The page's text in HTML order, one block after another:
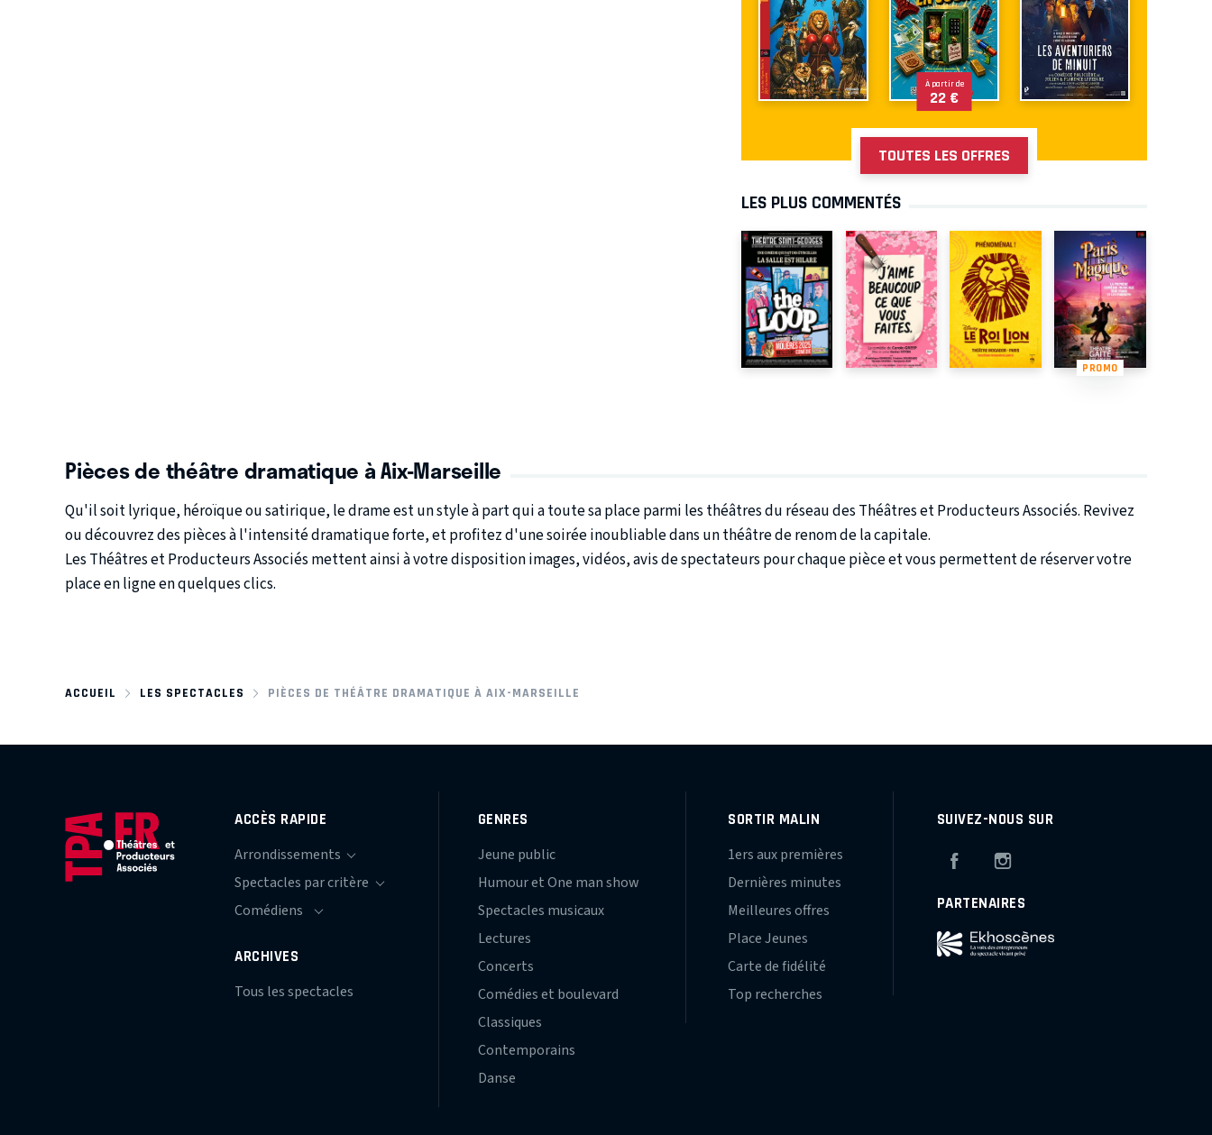
À partir de
22 €
TOUTES LES OFFRES
LES PLUS COMMENTÉS
PROMO
Pièces de théâtre dramatique à Aix-Marseille
Qu'il soit lyrique, héroïque ou satirique, le drame est un style à part qui a toute sa place parmi les théâtres du réseau des Théâtres et Producteurs Associés. Revivez
ou découvrez des pièces à l'intensité dramatique forte, et profitez d'une soirée inoubliable dans un théâtre de renom de la capitale.
Les Théâtres et Producteurs Associés mettent ainsi à votre disposition images, vidéos, avis de spectateurs pour chaque pièce et vous permettent de réserver votre
place en ligne en quelques clics.
ACCUEIL LES SPECTACLES PIÈCES DE THÉÂTRE DRAMATIQUE À AIX-MARSEILLE
ACCÈS RAPIDE
ARCHIVES
Tous les spectacles
GENRES
Jeune public
Humour et One man show
Spectacles musicaux
Lectures
Concerts
Comédies et boulevard
Classiques
Contemporains
Danse
SORTIR MALIN
1ers aux premières
Dernières minutes
Meilleures offres
Place Jeunes
Carte de fidélité
Top recherches
SUIVEZ-NOUS SUR
Facebook
PARTENAIRES